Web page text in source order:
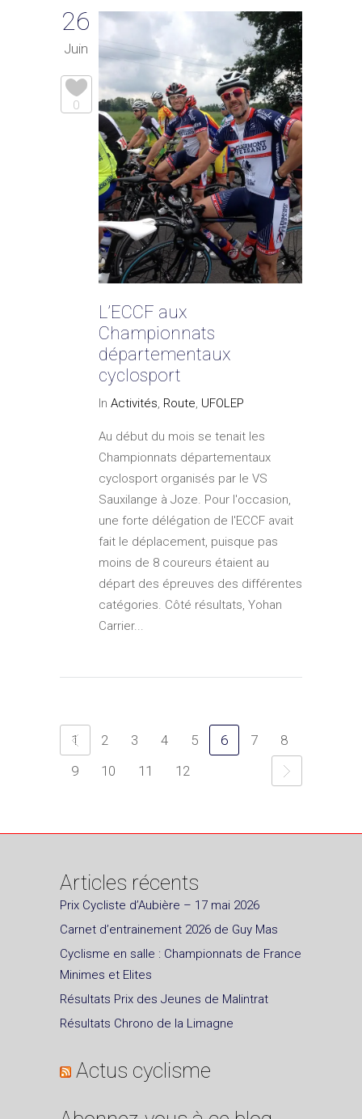
26
Juin
0
L’ECCF aux
Championnats
départementaux
cyclosport
In Activités, Route, UFOLEP
Au début du mois se tenait les
Championnats départementaux
cyclosport organisés par le VS
Sauxilange à Joze. Pour l'occasion,
une forte délégation de l'ECCF avait
fait le déplacement, puisque pas
moins de 8 coureurs étaient au
départ des épreuves des différentes
catégories. Côté résultats, Yohan
Carrier...
1 2 3 4 5 6 7
8
9
10 11 12
Articles récents
Prix Cycliste d’Aubière – 17 mai 2026
Carnet d’entrainement 2026 de Guy Mas
Cyclisme en salle : Championnats de France
Minimes et Elites
Résultats Prix des Jeunes de Malintrat
Résultats Chrono de la Limagne
Actus cyclisme